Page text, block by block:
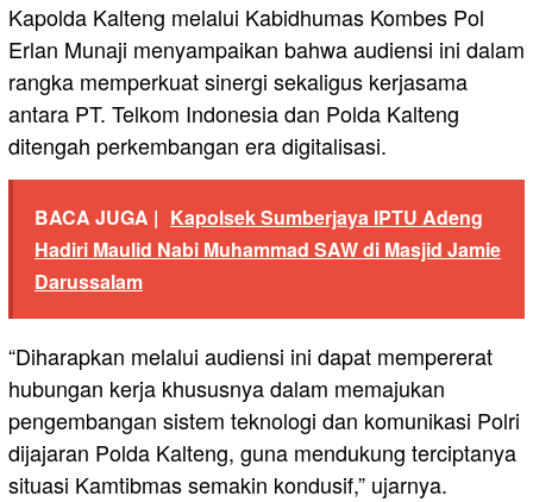
Kapolda Kalteng melalui Kabidhumas Kombes Pol
Erlan Munaji menyampaikan bahwa audiensi ini dalam
rangka memperkuat sinergi sekaligus kerjasama
antara PT. Telkom Indonesia dan Polda Kalteng
ditengah perkembangan era digitalisasi.
BACA JUGA | Kapolsek Sumberjaya IPTU Adeng
Hadiri Maulid Nabi Muhammad SAW di Masjid Jamie
Darussalam
“Diharapkan melalui audiensi ini dapat mempererat
hubungan kerja khususnya dalam memajukan
pengembangan sistem teknologi dan komunikasi Polri
dijajaran Polda Kalteng, guna mendukung terciptanya
situasi Kamtibmas semakin kondusif,” ujarnya.